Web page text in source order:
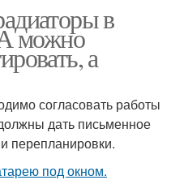
в
можно
а
согласовать работы
дать письменное
перепланировки.